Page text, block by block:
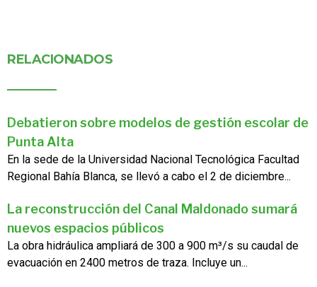
RELACIONADOS
Debatieron sobre modelos de gestión escolar de
Punta Alta
En la sede de la Universidad Nacional Tecnológica Facultad
Regional Bahía Blanca, se llevó a cabo el 2 de diciembre...
La reconstrucción del Canal Maldonado sumará
nuevos espacios públicos
La obra hidráulica ampliará de 300 a 900 m³/s su caudal de
evacuación en 2400 metros de traza. Incluye un...